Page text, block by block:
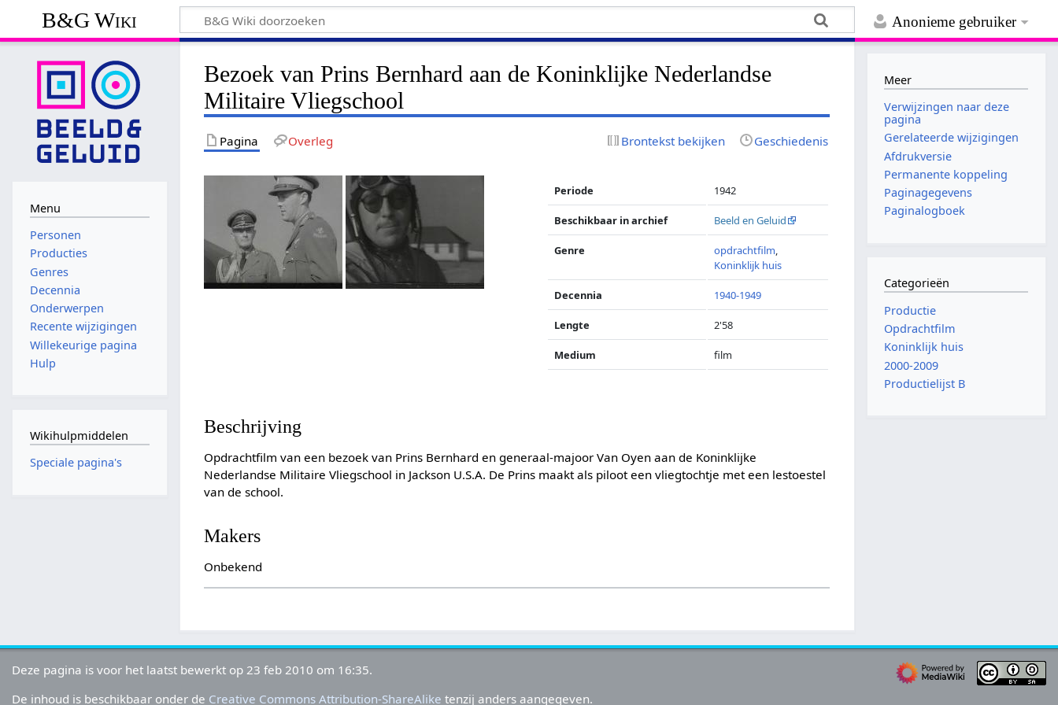
Anonieme gebruiker
B&G Wiki
Bezoek van Prins Bernhard aan de Koninklijke Nederlandse
Militaire Vliegschool
Pagina Overleg Brontekst bekijken Geschiedenis
Periode 1942
Beschikbaar in archief Beeld en Geluid
Genre opdrachtfilm,
Koninklijk huis
Decennia 1940-1949
Lengte 2'58
Medium film
Beschrijving
Opdrachtfilm van een bezoek van Prins Bernhard en generaal-majoor Van Oyen aan de Koninklijke
Nederlandse Militaire Vliegschool in Jackson U.S.A. De Prins maakt als piloot een vliegtochtje met een lestoestel
van de school.
Makers
Onbekend
Menu
Personen
Producties
Genres
Decennia
Onderwerpen
Recente wijzigingen
Willekeurige pagina
Hulp
Wikihulpmiddelen
Speciale pagina's
Meer
Verwijzingen naar deze
pagina
Gerelateerde wijzigingen
Afdrukversie
Permanente koppeling
Paginagegevens
Paginalogboek
Categorieën
Productie
Opdrachtfilm
Koninklijk huis
2000-2009
Productielijst B
Deze pagina is voor het laatst bewerkt op 23 feb 2010 om 16:35.
De inhoud is beschikbaar onder de Creative Commons Attribution-ShareAlike tenzij anders aangegeven.